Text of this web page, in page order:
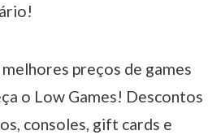
preços de games
o Low Games! Descontos
consoles, gift cards e